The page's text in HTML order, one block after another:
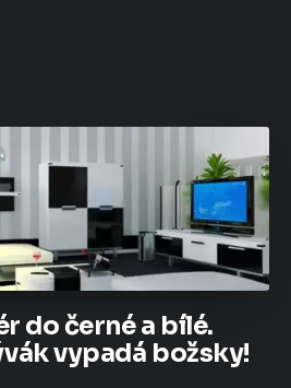
do černé a bílé.
vypadá božsky!